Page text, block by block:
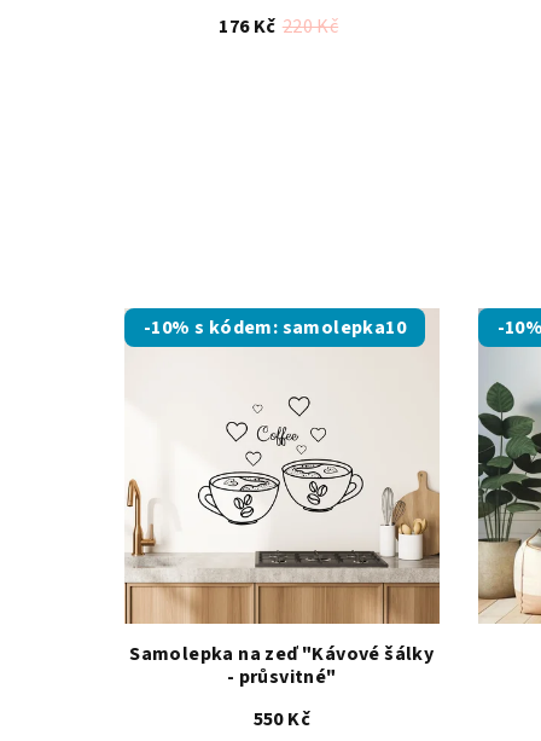
176 Kč 220 Kč
-10% s kódem: samolepka10
Samolepka na zeď "Kávové šálky
- průsvitné"
550 Kč
-